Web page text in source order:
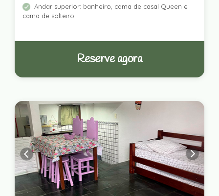
Andar superior: banheiro, cama de casal Queen e
cama de solteiro
Reserve agora